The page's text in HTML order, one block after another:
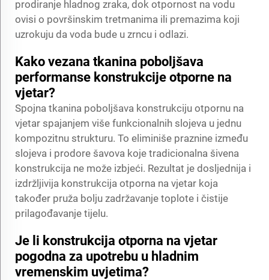
prodiranje hladnog zraka, dok otpornost na vodu
ovisi o površinskim tretmanima ili premazima koji
uzrokuju da voda bude u zrncu i odlazi.
Kako vezana tkanina poboljšava
performanse konstrukcije otporne na
vjetar?
Spojna tkanina poboljšava konstrukciju otpornu na
vjetar spajanjem više funkcionalnih slojeva u jednu
kompozitnu strukturu. To eliminiše praznine između
slojeva i prodore šavova koje tradicionalna šivena
konstrukcija ne može izbjeći. Rezultat je dosljednija i
izdržljivija konstrukcija otporna na vjetar koja
također pruža bolju zadržavanje toplote i čistije
prilagođavanje tijelu.
Je li konstrukcija otporna na vjetar
pogodna za upotrebu u hladnim
vremenskim uvjetima?